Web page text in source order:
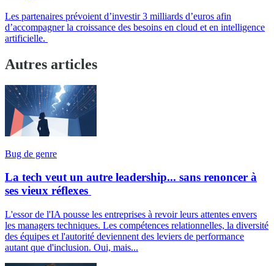
Les partenaires prévoient d’investir 3 milliards d’euros afin
d’accompagner la croissance des besoins en cloud et en intelligence
artificielle.
Autres articles
Bug de genre
La tech veut un autre leadership... sans renoncer à
ses vieux réflexes
L'essor de l'IA pousse les entreprises à revoir leurs attentes envers
les managers techniques. Les compétences relationnelles, la diversité
des équipes et l'autorité deviennent des leviers de performance
autant que d'inclusion. Oui, mais...